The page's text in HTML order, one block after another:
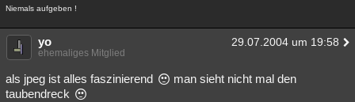
Niemals aufgeben !
yo 29.07.2004 um 19:58
ehemaliges Mitglied
als jpeg ist alles faszinierend
man sieht nicht mal den
taubendreck